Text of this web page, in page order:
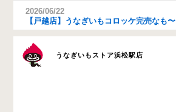
2026/06/22
【戸越店】うなぎいもコロッケ完売なも〜
うなぎいもストア浜松駅店